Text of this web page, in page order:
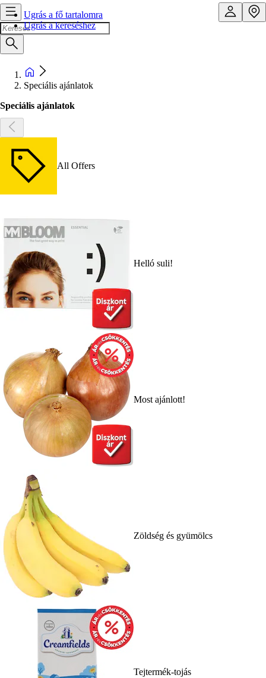
Ugrás a fő tartalomra
Ugrás a kereséshez
Speciális ajánlatok
Speciális ajánlatok
All Offers
Helló suli!
Most ajánlott!
Zöldség és gyümölcs
Tejtermék-tojás